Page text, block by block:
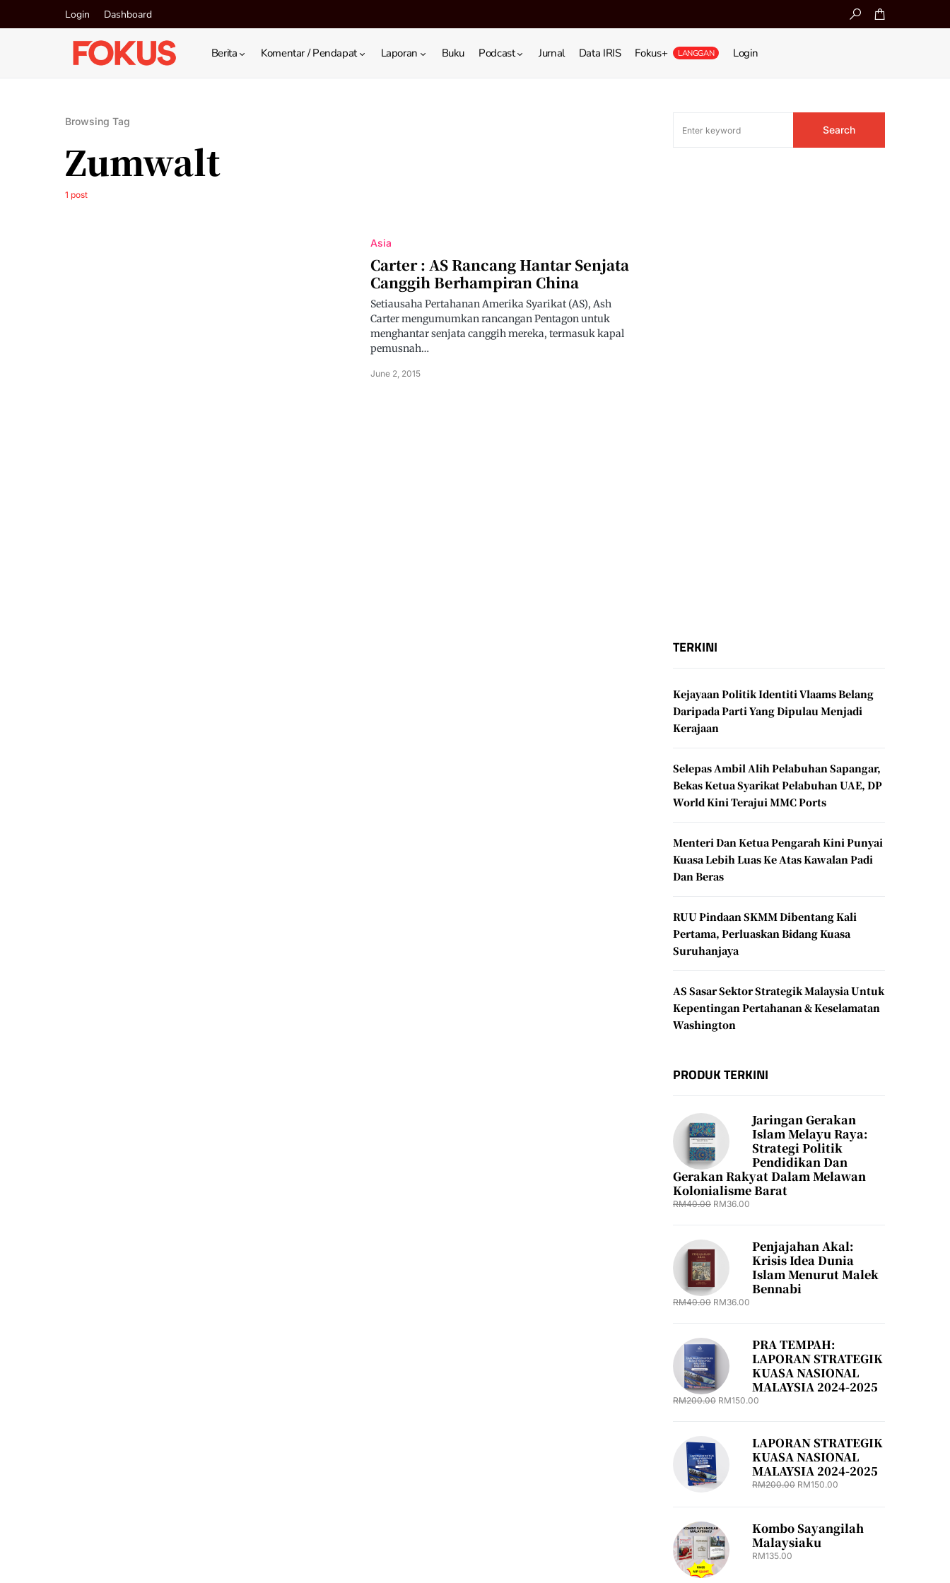
Login Dashboard
Berita Komentar / Pendapat Laporan Buku Podcast Jurnal Data IRIS Fokus+ LANGGAN Login
Browsing Tag
Zumwalt
1 post
Asia
Carter : AS Rancang Hantar Senjata
Canggih Berhampiran China
Setiausaha Pertahanan Amerika Syarikat (AS), Ash
Carter mengumumkan rancangan Pentagon untuk
menghantar senjata canggih mereka, termasuk kapal
pemusnah…
June 2, 2015
Search
TERKINI
Kejayaan Politik Identiti Vlaams Belang
Daripada Parti Yang Dipulau Menjadi
Kerajaan
Selepas Ambil Alih Pelabuhan Sapangar,
Bekas Ketua Syarikat Pelabuhan UAE, DP
World Kini Terajui MMC Ports
Menteri Dan Ketua Pengarah Kini Punyai
Kuasa Lebih Luas Ke Atas Kawalan Padi
Dan Beras
RUU Pindaan SKMM Dibentang Kali
Pertama, Perluaskan Bidang Kuasa
Suruhanjaya
AS Sasar Sektor Strategik Malaysia Untuk
Kepentingan Pertahanan & Keselamatan
Washington
PRODUK TERKINI
Jaringan Gerakan
Islam Melayu Raya:
Strategi Politik
Pendidikan Dan
Gerakan Rakyat Dalam Melawan
Kolonialisme Barat
RM40.00 RM36.00
Penjajahan Akal:
Krisis Idea Dunia
Islam Menurut Malek
Bennabi
RM40.00 RM36.00
PRA TEMPAH:
LAPORAN STRATEGIK
KUASA NASIONAL
MALAYSIA 2024-2025
RM200.00 RM150.00
LAPORAN STRATEGIK
KUASA NASIONAL
MALAYSIA 2024-2025
RM200.00 RM150.00
Kombo Sayangilah
Malaysiaku
RM135.00